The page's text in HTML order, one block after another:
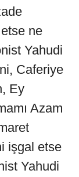
ne
Yahudi
Caferiye
Ey
Azam
işgal etse
Yahudi